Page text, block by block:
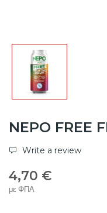
NEPO FREE
Write a review
4,70 €
με ΦΠΑ